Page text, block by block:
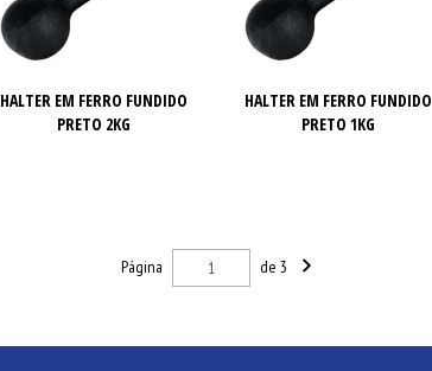
HALTER EM FERRO FUNDIDO
PRETO 2KG
HALTER EM FERRO FUNDIDO
PRETO 1KG
Página de 3